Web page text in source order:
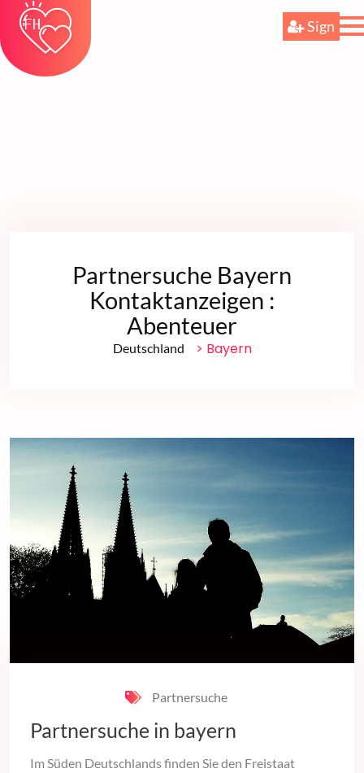
Sign
Partnersuche Bayern
Kontaktanzeigen :
Abenteuer
Deutschland > Bayern
Partnersuche
Partnersuche in bayern
Im Süden Deutschlands finden Sie den Freistaat